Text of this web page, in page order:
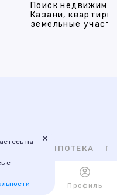
Поиск
Казани,
земельные
ИПОТЕКА
НОВОСТРОЙКИ
на
с
×
Профиль